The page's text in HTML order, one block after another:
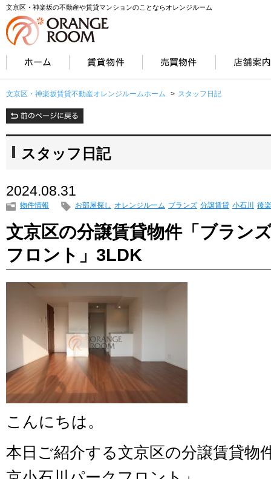
文京区・神楽坂の不動産や賃貸マンションのことならオレンジルーム
文京区・神楽坂賃貸不動産オレンジルームホーム > スタッフ日記
スタッフ日記
2024.08.31
物件情報 お部屋探し オレンジルーム ブランズ 分譲賃貸 小石川 後
文京区の分譲賃貸物件「ブラン
フロント」3LDK
こんにちは。
本日ご紹介する文京区の分譲賃貸物